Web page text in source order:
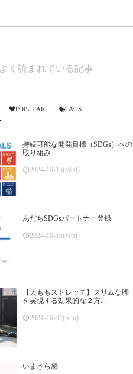
よく読まれている記事
POPULAR TAGS
持続可能な開発目標（SDGs）への
取り組み
2024-10-16(Wed)
あだちSDGsパートナー登録
2024-10-16(Wed)
【太ももストレッチ】スリムな脚
を実現する効果的な２方...
2021-10-31(Sun)
いまさら感